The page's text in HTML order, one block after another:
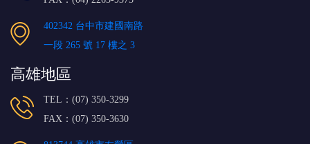
402342 台中市建國南路
一段 265 號 17 樓之 3
高雄地區
TEL：(07) 350-3299
FAX：(07) 350-3630